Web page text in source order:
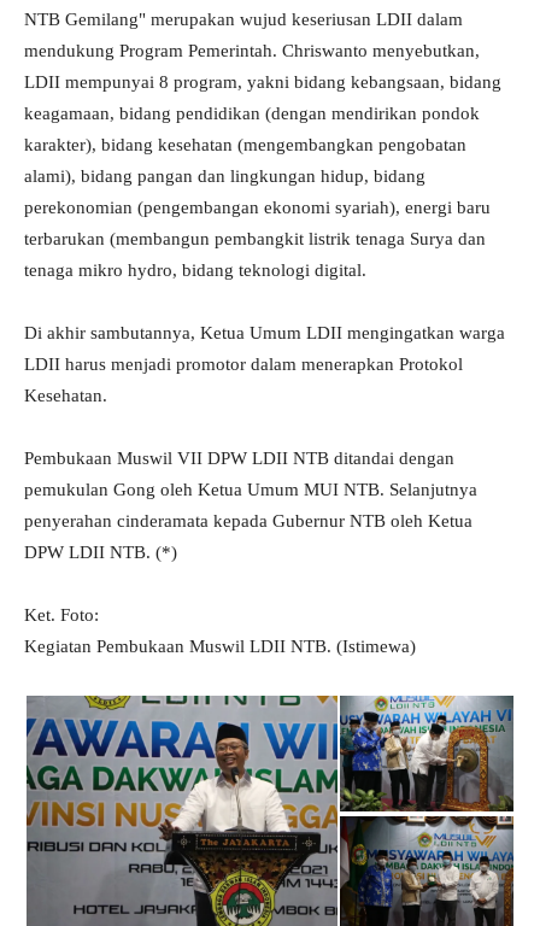
NTB Gemilang" merupakan wujud keseriusan LDII dalam
mendukung Program Pemerintah. Chriswanto menyebutkan,
LDII mempunyai 8 program, yakni bidang kebangsaan, bidang
keagamaan, bidang pendidikan (dengan mendirikan pondok
karakter), bidang kesehatan (mengembangkan pengobatan
alami), bidang pangan dan lingkungan hidup, bidang
perekonomian (pengembangan ekonomi syariah), energi baru
terbarukan (membangun pembangkit listrik tenaga Surya dan
tenaga mikro hydro, bidang teknologi digital.
Di akhir sambutannya, Ketua Umum LDII mengingatkan warga
LDII harus menjadi promotor dalam menerapkan Protokol
Kesehatan.
Pembukaan Muswil VII DPW LDII NTB ditandai dengan
pemukulan Gong oleh Ketua Umum MUI NTB. Selanjutnya
penyerahan cinderamata kepada Gubernur NTB oleh Ketua
DPW LDII NTB. (*)
Ket. Foto:
Kegiatan Pembukaan Muswil LDII NTB. (Istimewa)